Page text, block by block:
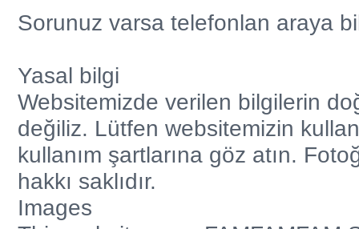
Sorunuz varsa telefonlan araya
Yasal bilgi
Websitemizde verilen bilgilerin
değiliz. Lütfen websitemizin
kullanım şartlarına göz atın.
hakkı saklıdır.
Images